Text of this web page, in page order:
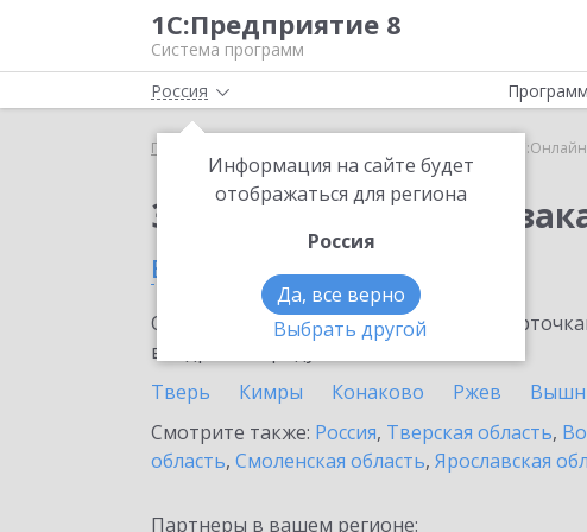
1С:Предприятие 8
Система программ
Россия
Информация на сайте будет
отображаться для региона
Россия
Да, все верно
Выбрать другой
Главная
Заказать 1С:Онлайн-
в Кашине
Ознакомьтесь с информационными
внедрение продукта.
Тверь
Кимры Конаково Ржев
Смотрите также: Россия, Тверская область,
область, Смоленская область, Ярославская
Партнеры в вашем регионе: